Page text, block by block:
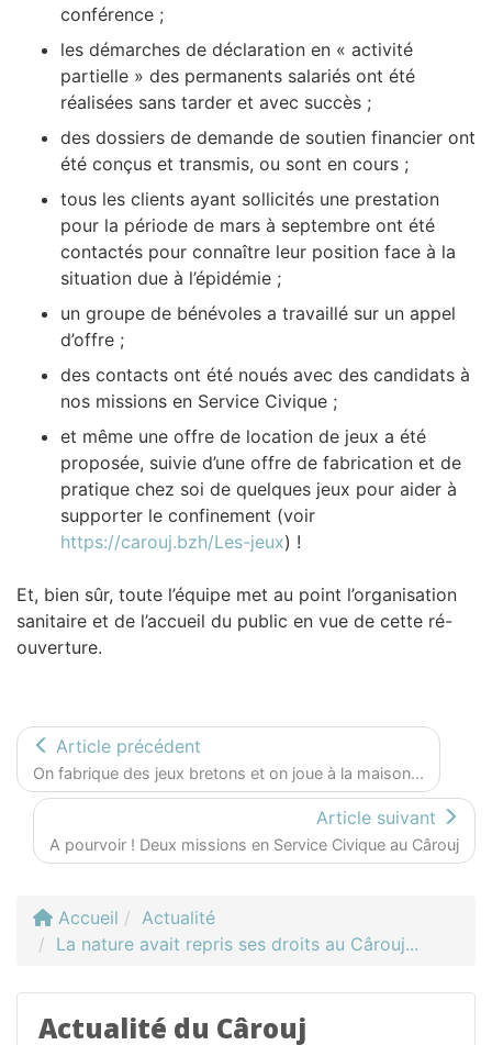
conférence ;
les démarches de déclaration en « activité
partielle » des permanents salariés ont été
réalisées sans tarder et avec succès ;
des dossiers de demande de soutien financier ont
été conçus et transmis, ou sont en cours ;
tous les clients ayant sollicités une prestation
pour la période de mars à septembre ont été
contactés pour connaître leur position face à la
situation due à l’épidémie ;
un groupe de bénévoles a travaillé sur un appel
d’offre ;
des contacts ont été noués avec des candidats à
nos missions en Service Civique ;
et même une offre de location de jeux a été
proposée, suivie d’une offre de fabrication et de
pratique chez soi de quelques jeux pour aider à
supporter le confinement (voir
https://carouj.bzh/Les-jeux) !
Et, bien sûr, toute l’équipe met au point l’organisation
sanitaire et de l’accueil du public en vue de cette ré-
ouverture.
Article précédent
On fabrique des jeux bretons et on joue à la maison...
Article suivant
A pourvoir ! Deux missions en Service Civique au Cârouj
Accueil
Actualité
La nature avait repris ses droits au Cârouj...
Actualité du Cârouj